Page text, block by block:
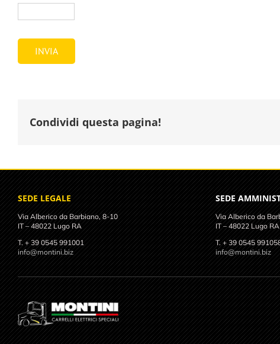
Condividi questa pagina!
SEDE LEGALE
Via Alberico da Barbiano, 8-10
IT – 48022 Lugo RA
T. + 39 0545 991001
info@montini.biz
SEDE
Via Alberico da
IT – 48022 Lugo RA
T. + 39 0545
info@montini.biz